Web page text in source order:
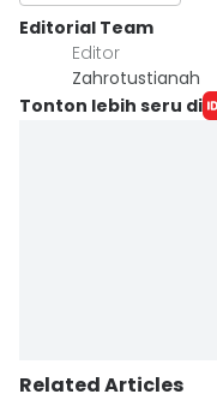
Editorial Team
Editor
Zahrotustianah
Tonton lebih seru di
Related Articles